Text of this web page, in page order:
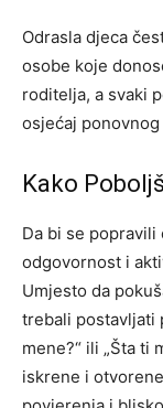
Odrasla djeca
osobe koje
roditelja, a svaki
osjećaj
Kako
Da bi se
odgovornost i
Umjesto da
trebali postavljati
mene?“ ili „Šta ti
iskrene i